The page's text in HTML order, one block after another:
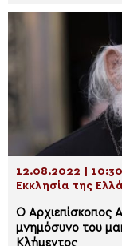
12.08.2022 | 10:30
Εκκλησία της
Ο Αρχιεπίσκοπος
μνημόσυνο του
Κλήμεντος